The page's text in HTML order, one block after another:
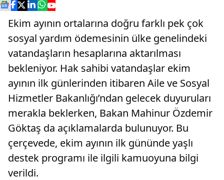
Ekim ayının ortalarına doğru farklı pek çok
sosyal yardım ödemesinin ülke genelindeki
vatandaşların hesaplarına aktarılması
bekleniyor. Hak sahibi vatandaşlar ekim
ayının ilk günlerinden itibaren Aile ve Sosyal
Hizmetler Bakanlığı’ndan gelecek duyuruları
merakla beklerken, Bakan Mahinur Özdemir
Göktaş da açıklamalarda bulunuyor. Bu
çerçevede, ekim ayının ilk gününde yaşlı
destek programı ile ilgili kamuoyuna bilgi
verildi.